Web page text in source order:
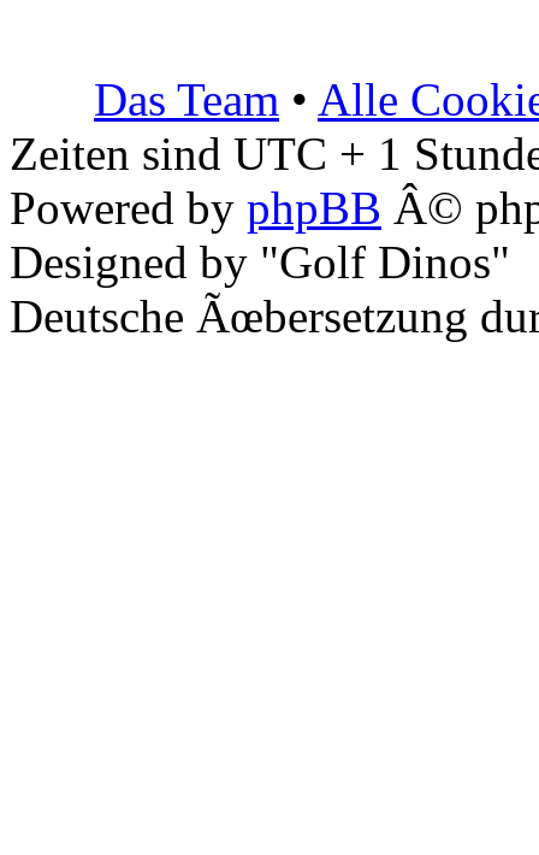
Das Team • Alle
Zeiten sind UTC + 1
Powered by phpBB Â©
Designed by "Golf Dinos"
Deutsche Ãœbersetzung